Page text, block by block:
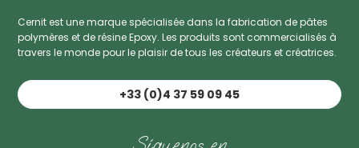
Cernit est une marque spécialisée dans la fabrication de pâtes
polymères et de résine Epoxy. Les produits sont commercialisés à
travers le monde pour le plaisir de tous les créateurs et créatrices.
+33 (0)4 37 59 09 45